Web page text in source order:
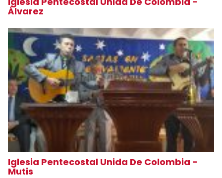
Álvarez
Iglesia Pentecostal Unida De Colombia -
Mutis